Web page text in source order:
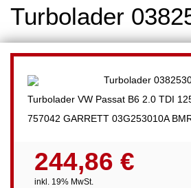
Turbolader
Turbolader VW Passat B6 2.0 TDI
757042 GARRETT 03G253010A
244,86 €
inkl. 19% MwSt.